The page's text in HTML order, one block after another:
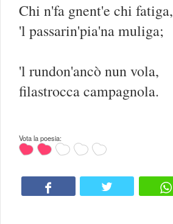
Chi n'fa gnent'e chi fatiga,
'l passarin'pia'na muliga;
'l rundon'ancò nun vola,
filastrocca campagnola.
Vota la poesia: